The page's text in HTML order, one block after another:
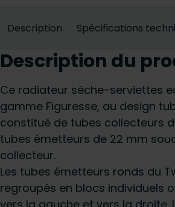
Description Spécifications
Description du
Ce radiateur sèche-serviettes
gamme Figuresse, au design
constitué de tubes collecteurs
tubes émetteurs de 22 mm
collecteur.
Les tubes émetteurs ronds du
regroupés en blocs individuels